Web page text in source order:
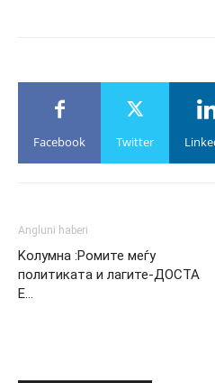
Facebook Twitter
Angluni haberi
Kолумна :Ромите меѓу
политиката и лагите-ДОСТА
Е…